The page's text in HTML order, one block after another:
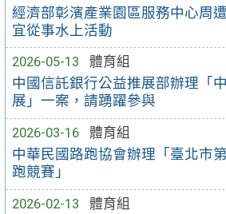
經濟部彰濱產業園區服務中心周
宜從事水上活動
2026-05-13
體育組
中國信託銀行公益推展部辦理「
展」一案，請踴躍參與
2026-03-16
體育組
中華民國路跑協會辦理「臺北市
跑競賽」
2026-02-13
體育組